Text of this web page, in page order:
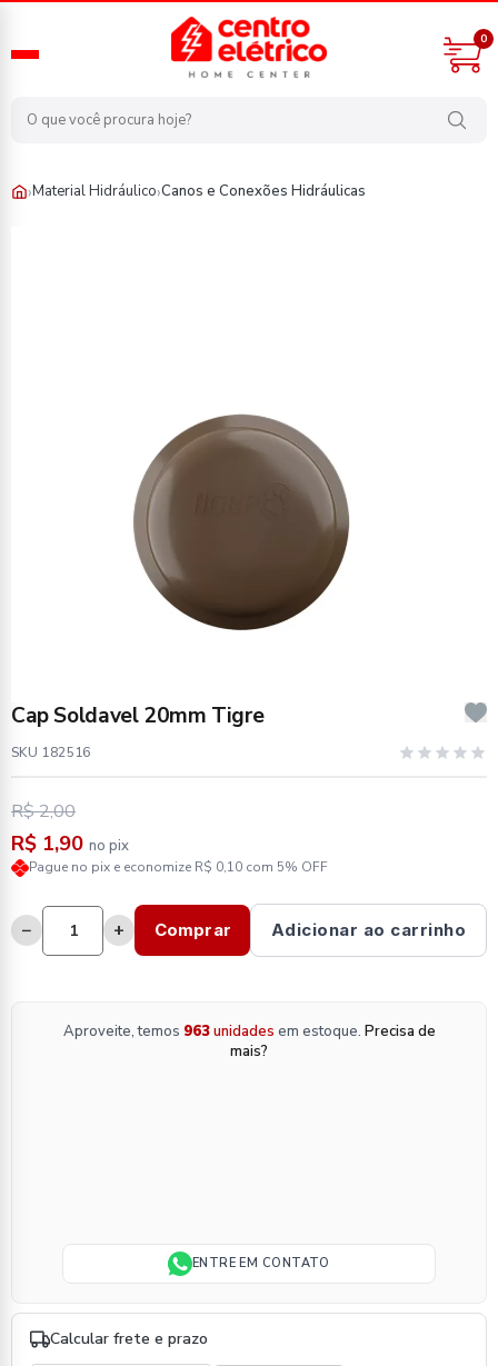
0
›Material Hidráulico›Canos e Conexões Hidráulicas
Cap Soldavel 20mm Tigre
SKU 182516
R$ 2,00
R$ 1,90 no pix
Pague no pix e economize R$ 0,10 com 5% OFF
− + Comprar Adicionar ao carrinho
Aproveite, temos 963unidades em estoque. Precisa de
mais?
ENTRE EM CONTATO
Calcular frete e prazo